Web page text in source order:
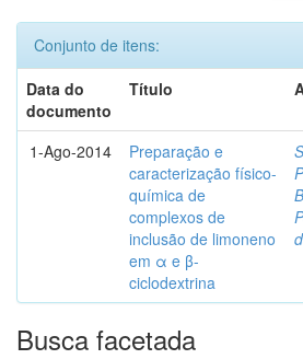
Conjunto de itens:
Data do
documento
Título
1-Ago-2014
Preparação e
caracterização físico-
química de
complexos de
inclusão de limoneno
em α e β-
ciclodextrina
Busca facetada